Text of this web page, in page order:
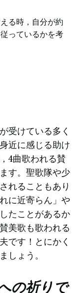
る時，自分が約
っているかを考
受けている多く
近に感じる助け
4曲歌われる賛
す。聖歌隊や少
れることもあり
に近寄らん」や
たことがあるか
美歌も歌われる
です！とにかく
しょう。
の祈りで